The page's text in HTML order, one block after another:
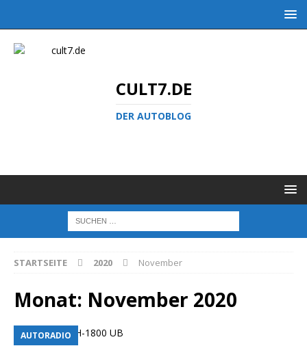
CULT7.DE
DER AUTOBLOG
STARTSEITE 2020 November
Monat: November 2020
AUTORADIO